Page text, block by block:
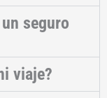
seguro
viaje?